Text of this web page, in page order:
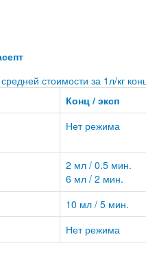
стоимости за 1л/кг
Конц / эксп
Нет режима
2 мл / 0.5 мин.
6 мл / 2 мин.
10 мл / 5 мин.
Нет режима